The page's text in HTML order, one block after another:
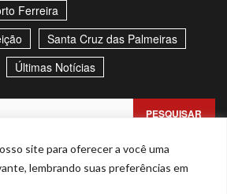
site para oferecer a você uma
lembrando suas preferências em
Ferreira
Santa Cruz das Palmeiras
Últimas Notícias
de Privacidade Contato
Stories